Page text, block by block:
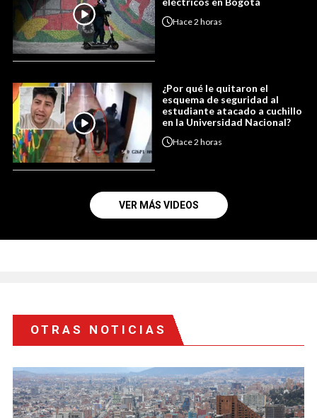
Hace2 horas
¿Por qué le quitaron el
esquema de seguridad al
estudiante atacado a cuchillo
en la Universidad Nacional?
Hace2 horas
VER MÁS VIDEOS
OTRAS NOTICIAS